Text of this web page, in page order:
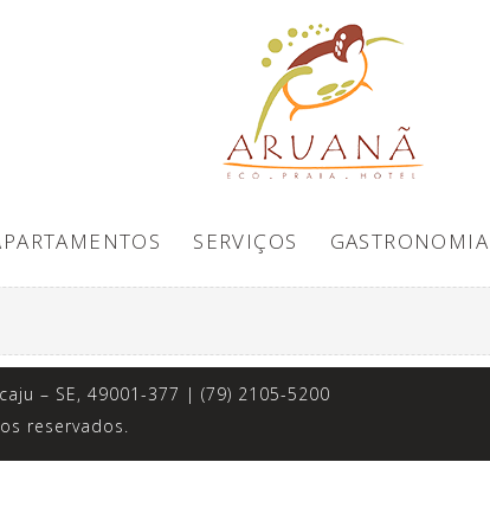
SERVIÇOS GASTRONOMIA
– SE, 49001-377 | (79) 2105-5200
reservados.